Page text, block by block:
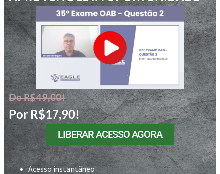
De R$49,00!
Por R$17,90!
LIBERAR ACESSO AGORA
Acesso instantâneo